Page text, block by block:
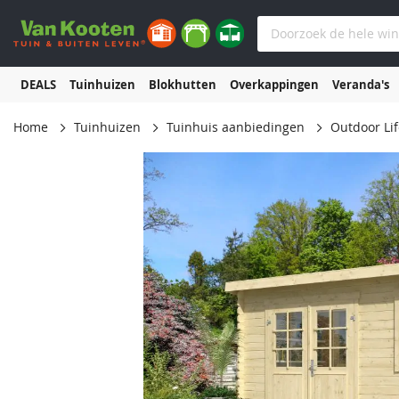
DEALS Tuinhuizen Blokhutten Overkappingen Veranda's
Home Tuinhuizen Tuinhuis aanbiedingen Outdoor